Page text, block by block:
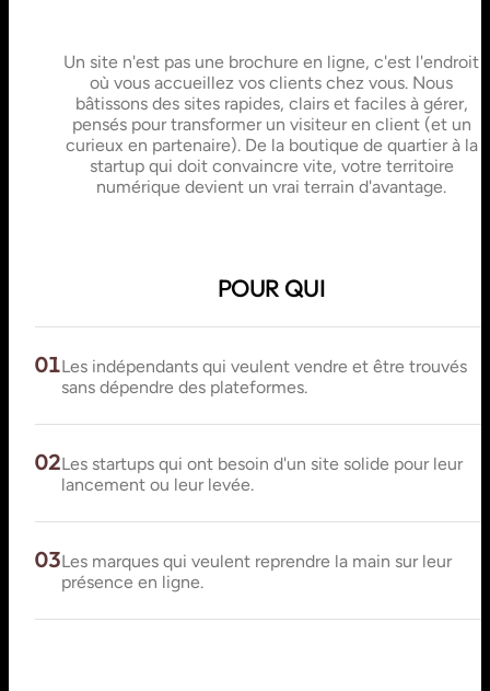
Un site n'est pas une brochure en ligne, c'est l'endroit
où vous accueillez vos clients chez vous. Nous
bâtissons des sites rapides, clairs et faciles à gérer,
pensés pour transformer un visiteur en client (et un
curieux en partenaire). De la boutique de quartier à la
startup qui doit convaincre vite, votre territoire
numérique devient un vrai terrain d'avantage.
POUR QUI
01Les indépendants qui veulent vendre et être trouvés
sans dépendre des plateformes.
02Les startups qui ont besoin d'un site solide pour leur
lancement ou leur levée.
03Les marques qui veulent reprendre la main sur leur
présence en ligne.